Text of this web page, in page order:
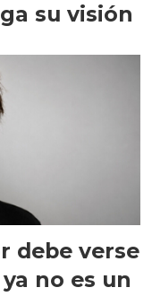
su visión
debe verse
no es un